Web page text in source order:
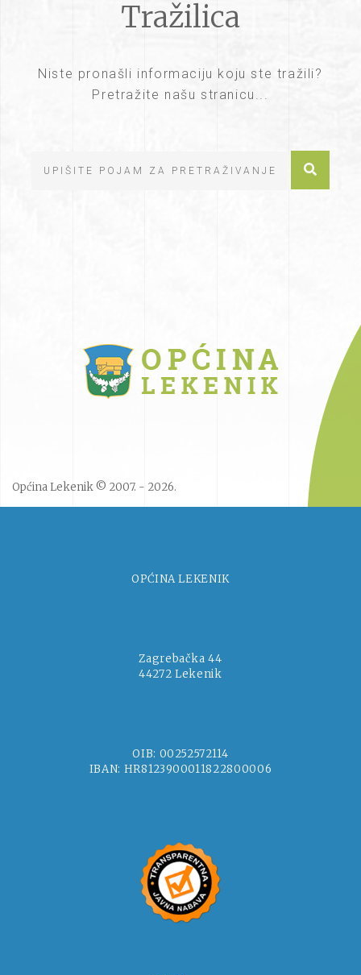
Tražilica
Niste pronašli informaciju koju ste tražili?
Pretražite našu stranicu...
Općina Lekenik © 2007. - 2026.
OPĆINA LEKENIK
Zagrebačka 44
44272 Lekenik
OIB: 00252572114
IBAN: HR8123900011822800006